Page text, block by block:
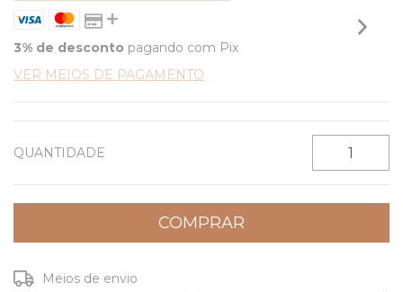
3% de desconto pagando com Pix
VER MEIOS DE PAGAMENTO
QUANTIDADE
Entregas para o CEP:
Meios de envio